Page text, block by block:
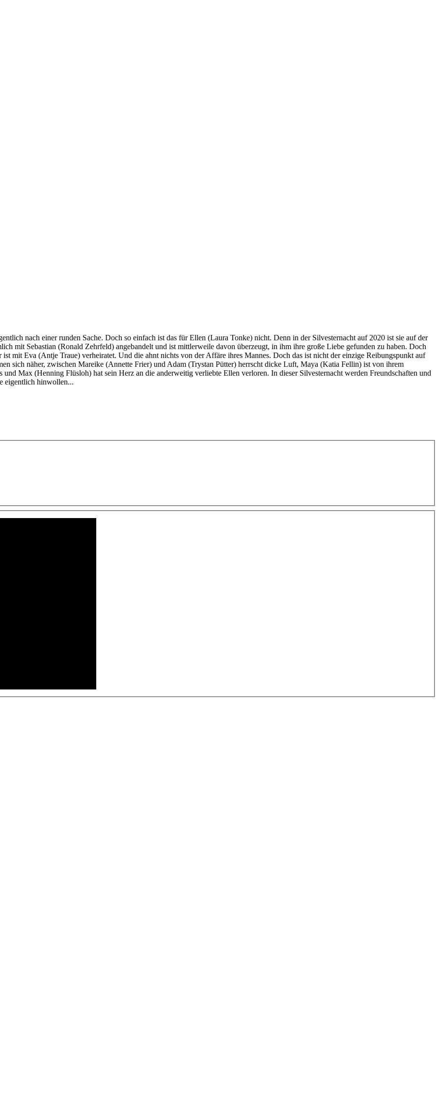
nach einer runden Sache. Doch so einfach ist das für Ellen (Laura Tonke) nicht. Denn in der Silvesternacht auf 2020 ist sie auf der
mit Sebastian (Ronald Zehrfeld) angebandelt und ist mittlerweile davon überzeugt, in ihm ihre große Liebe gefunden zu haben. Doch
ist mit Eva (Antje Traue) verheiratet. Und die ahnt nichts von der Affäre ihres Mannes. Doch das ist nicht der einzige Reibungspunkt auf
sich näher, zwischen Mareike (Annette Frier) und Adam (Trystan Pütter) herrscht dicke Luft, Maya (Katia Fellin) ist von ihrem
Max (Henning Flüsloh) hat sein Herz an die anderweitig verliebte Ellen verloren. In dieser Silvesternacht werden Freundschaften und
eigentlich hinwollen...